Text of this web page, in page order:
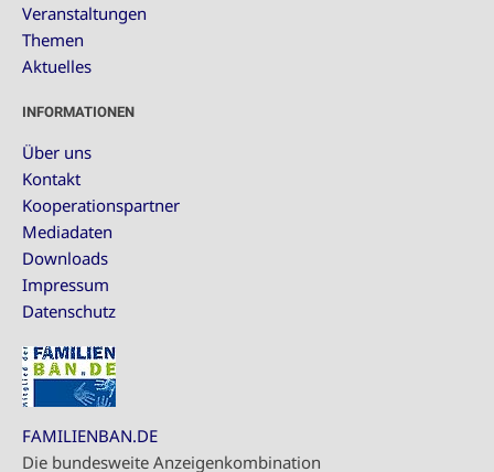
Veranstaltungen
Themen
Aktuelles
INFORMATIONEN
Über uns
Kontakt
Kooperationspartner
Mediadaten
Downloads
Impressum
Datenschutz
FAMILIENBAN.DE
Die bundesweite Anzeigenkombination